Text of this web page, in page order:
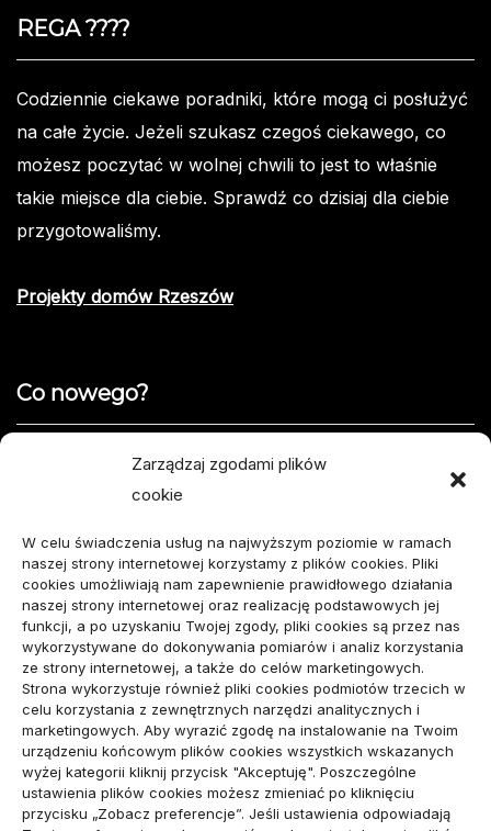
Zarządzaj zgodami plików
cookie
W celu świadczenia usług na najwyższym poziomie w ramach
naszej strony internetowej korzystamy z plików cookies. Pliki
cookies umożliwiają nam zapewnienie prawidłowego działania
naszej strony internetowej oraz realizację podstawowych jej
funkcji, a po uzyskaniu Twojej zgody, pliki cookies są przez nas
wykorzystywane do dokonywania pomiarów i analiz korzystania
ze strony internetowej, a także do celów marketingowych.
Strona wykorzystuje również pliki cookies podmiotów trzecich w
celu korzystania z zewnętrznych narzędzi analitycznych i
marketingowych. Aby wyrazić zgodę na instalowanie na Twoim
urządzeniu końcowym plików cookies wszystkich wskazanych
wyżej kategorii kliknij przycisk "Akceptuję". Poszczególne
ustawienia plików cookies możesz zmieniać po kliknięciu
przycisku „Zobacz preferencje”. Jeśli ustawienia odpowiadają
REGA ????️
Codziennie ciekawe poradniki, które mogą ci posłużyć
na całe życie. Jeżeli szukasz czegoś ciekawego, co
możesz poczytać w wolnej chwili to jest to właśnie
takie miejsce dla ciebie. Sprawdź co dzisiaj dla ciebie
przygotowaliśmy.
Projekty domów Rzeszów
Co nowego?
Jak opisać usterkę telefonu w formularzu naprawy
Projekty domów do 100 m² – jak zmieścić wszystko,
czego potrzebujesz?
Amortyzator Audi A6 C7 – najczęstsze usterki i
sposoby naprawy
Komunikacja marki osobistej przed kontaktem z
mediami
wizytówka nap